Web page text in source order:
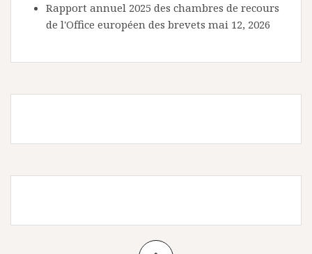
Rapport annuel 2025 des chambres de recours
de l'Office européen des brevets mai 12, 2026